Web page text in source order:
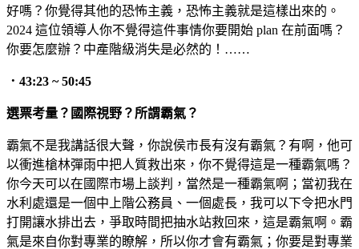
好嗎？你覺得其他的恐怖主義，恐怖主義就是這樣出來的。
2024 這位領導人你不覺得這件事情你要開始 plan 在前面嗎？
你要怎麼辦？中產階級消失是必然的！……
．43:23 ~ 50:45
選票考量？國際視野？所謂霸氣？
霸氣不是我講話很大聲，你說侯市長有沒有霸氣？有啊，他可
以衝進槍林彈雨中把人質救出來，你不覺得這是一種霸氣嗎？
你今天可以在國際市場上談判，當然是一種霸氣啊；當初我在
水利處還是一個中上階公務員、一個處長，我可以下令把水門
打開讓水排出去，爭取時間把抽水站救回來，這是霸氣啊。霸
氣是來自你對專業的瞭解，所以你才會有霸氣；你要是對專業